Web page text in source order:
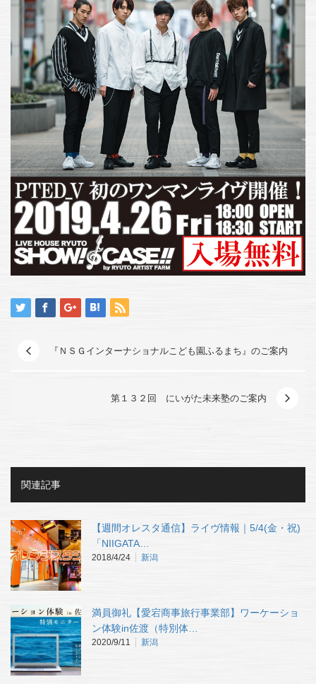
『ＮＳＧインターナショナルこども園ふるまち』のご案内
第１３２回 にいがた未来塾のご案内
関連記事
【週間オレスタ通信】ライヴ情報｜5/4(金・祝)
「NIIGATA…
2018/4/24 新潟
満員御礼【愛宕商事旅行事業部】ワーケーショ
ン体験in佐渡（特別体…
2020/9/11 新潟